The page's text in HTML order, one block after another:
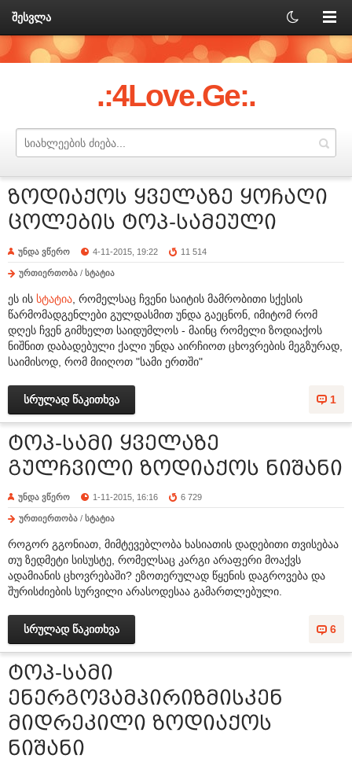
შესვლა
.:4Love.Ge:.
ზოდიაქოს ყველაზე ყოჩაღი
ცოლების ტოპ-სამეული
უნდა ვწერო 4-11-2015, 19:22 11 514
ურთიერთობა / სტატია
ეს ის სტატია , რომელსაც ჩვენი საიტის მამრობითი სქესის
წარმომადგენლები გულდასმით უნდა გაეცნონ, იმიტომ რომ
დღეს ჩვენ გიმხელთ საიდუმლოს - მაინც რომელი ზოდიაქოს
ნიშნით დაბადებული ქალი უნდა აირჩიოთ ცხოვრების მეგზურად,
საიმისოდ, რომ მიიღოთ "სამი ერთში"
1
სრულად წაკითხვა
ტოპ-სამი ყველაზე
გულჩვილი ზოდიაქოს ნიშანი
უნდა ვწერო 1-11-2015, 16:16 6 729
ურთიერთობა / სტატია
როგორ გგონიათ, მიმტევებლობა ხასიათის დადებითი თვისებაა
თუ ზედმეტი სისუსტე, რომელსაც კარგი არაფერი მოაქვს
ადამიანის ცხოვრებაში? ეზოთერულად წყენის დაგროვება და
შურისძიების სურვილი არასოდესაა გამართლებული.
6
სრულად წაკითხვა
ტოპ-სამი
ენერგოვამპირიზმისკენ
მიდრეკილი ზოდიაქოს
ნიშანი